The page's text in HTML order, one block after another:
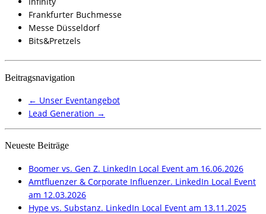
Frankfurter Buchmesse
Messe Düsseldorf
Bits&Pretzels
Beitragsnavigation
← Unser Eventangebot
Lead Generation →
Neueste Beiträge
Boomer vs. Gen Z. LinkedIn Local Event am 16.06.2026
Amtfluenzer & Corporate Influenzer. LinkedIn Local Event
am 12.03.2026
Hype vs. Substanz. LinkedIn Local Event am 13.11.2025